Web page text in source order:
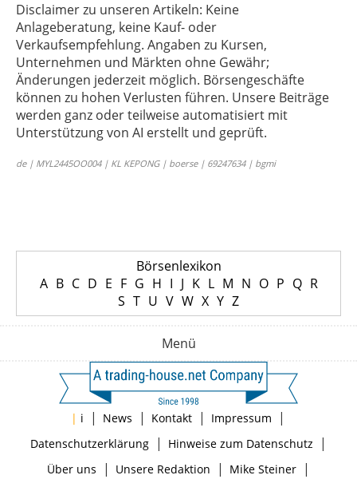
Disclaimer zu unseren Artikeln: Keine
Anlageberatung, keine Kauf- oder
Verkaufsempfehlung. Angaben zu Kursen,
Unternehmen und Märkten ohne Gewähr;
Änderungen jederzeit möglich. Börsengeschäfte
können zu hohen Verlusten führen. Unsere Beiträge
werden ganz oder teilweise automatisiert mit
Unterstützung von AI erstellt und geprüft.
de | MYL2445OO004 | KL KEPONG | boerse | 69247634 | bgmi
Börsenlexikon
A B C D E F G H I J K L M N O P Q R
S T U V W X Y Z
Menü
| i | News | Kontakt | Impressum |
Datenschutzerklärung| Hinweise zum Datenschutz |
Über uns | Unsere Redaktion | Mike Steiner|